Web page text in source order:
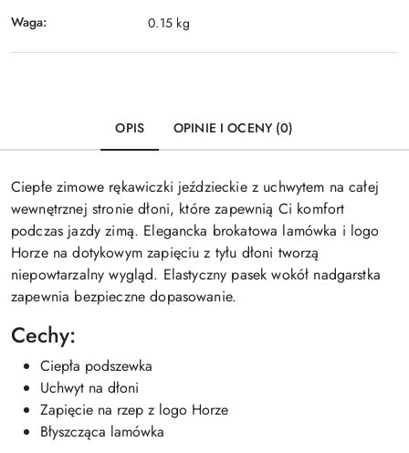
Waga: 0.15 kg
OPIS OPINIE I OCENY (0)
Ciepłe zimowe rękawiczki jeździeckie z uchwytem na całej
wewnętrznej stronie dłoni, które zapewnią Ci komfort
podczas jazdy zimą. Elegancka brokatowa lamówka i logo
Horze na dotykowym zapięciu z tyłu dłoni tworzą
niepowtarzalny wygląd. Elastyczny pasek wokół nadgarstka
zapewnia bezpieczne dopasowanie.
Cechy:
Ciepła podszewka
Uchwyt na dłoni
Zapięcie na rzep z logo Horze
Błyszcząca lamówka